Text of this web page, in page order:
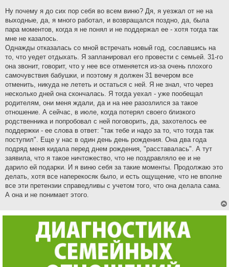
и
е
Ну почему я до сих пор себя во всем виню? Дя, я уезжал от не на
выходные, да, я много работал, и возвращался поздно, да, была
пара моментов, когда я не понял и не поддержал ее - хотя тогда так
мне не казалось.
Однажды отказалась со мной встречать новый год, сославшись на
то, что уедет отдыхать. Я запланировал его провести с семьей. 31-го
она звонит, говорит, что у нее все отменяется из-за очень плохого
самочувствия бабушки, и поэтому я должен 31 вечером все
отменить, никуда не лететь и остаться с ней. Я не знал, что через
несколько дней она скончалась. Я тогда уехал - уже пообещал
родителям, они меня ждали, да и на нее разозлился за такое
отношение. А сейчас, в июле, когда потерял своего близкого
родственника и попробовал с ней поговорить, да, захотелось ее
поддержки - ее слова в ответ: "так тебе и надо за то, что тогда так
поступил". Еще у нас в один день день рождения. Она два года
подряд меня кидала перед днем рождения, "расставалась". А тут
заявила, что я такое ничтожество, что не поздравляло ее и не
дарило ей подарки. И я виню себя за такие моменты. Продолжаю это
делать, хотя все наперекосяк было, и есть ощущение, что не вполне
все эти претензии справедливы с учетом того, что она делала сама.
А она и не понимает этого.